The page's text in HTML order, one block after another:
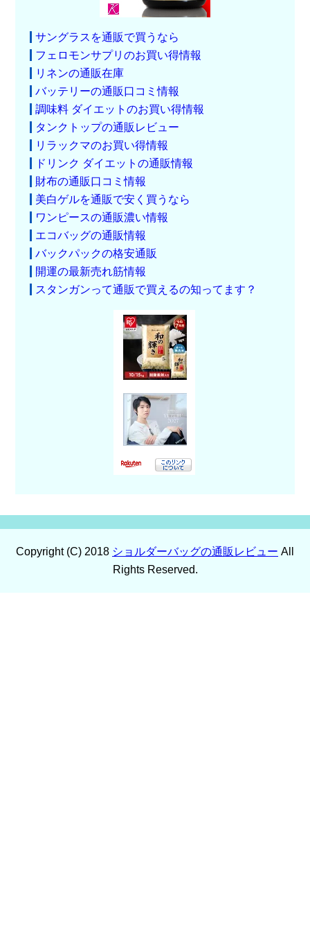
サングラスを通販で買うなら
フェロモンサプリのお買い得情報
リネンの通販在庫
バッテリーの通販口コミ情報
調味料 ダイエットのお買い得情報
タンクトップの通販レビュー
リラックマのお買い得情報
ドリンク ダイエットの通販情報
財布の通販口コミ情報
美白ゲルを通販で安く買うなら
ワンピースの通販濃い情報
エコバッグの通販情報
バックパックの格安通販
開運の最新売れ筋情報
スタンガンって通販で買えるの知ってます？
Copyright (C) 2018 ショルダーバッグの通販レビュー All
Rights Reserved.